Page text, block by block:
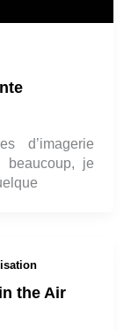
d’imagerie
beaucoup, je
the Air